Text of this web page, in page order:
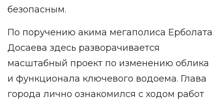
безопасным.
По поручению акима мегаполиса Ерболата
Досаева здесь разворачивается
масштабный проект по изменению облика
и функционала ключевого водоема. Глава
города лично ознакомился с ходом работ